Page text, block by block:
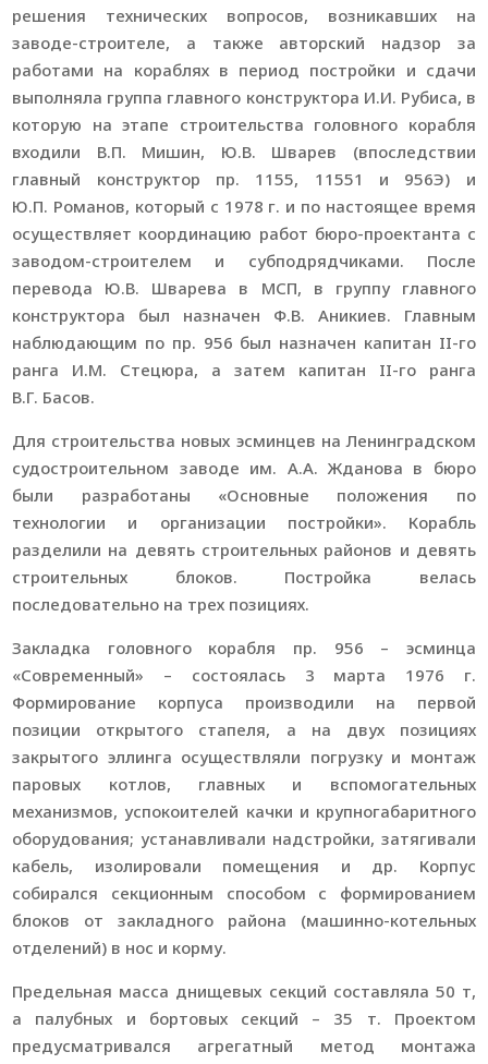
решения технических вопросов, возникавших на
заводе-строителе, а также авторский надзор за
работами на кораблях в период постройки и сдачи
выполняла группа главного конструктора И.И. Рубиса, в
которую на этапе строительства головного корабля
входили В.П. Мишин, Ю.В. Шварев (впоследствии
главный конструктор пр. 1155, 11551 и 956Э) и
Ю.П. Романов, который с 1978 г. и по настоящее время
осуществляет координацию работ бюро-проектанта с
заводом-строителем и субподрядчиками. После
перевода Ю.В. Шварева в МСП, в группу главного
конструктора был назначен Ф.В. Аникиев. Главным
наблюдающим по пр. 956 был назначен капитан II-го
ранга И.М. Стецюра, а затем капитан II-го ранга
В.Г. Басов.
Для строительства новых эсминцев на Ленинградском
судостроительном заводе им. А.А. Жданова в бюро
были разработаны «Основные положения по
технологии и организации постройки». Корабль
разделили на девять строительных районов и девять
строительных блоков. Постройка велась
последовательно на трех позициях.
Закладка головного корабля пр. 956 – эсминца
«Современный» – состоялась 3 марта 1976 г.
Формирование корпуса производили на первой
позиции открытого стапеля, а на двух позициях
закрытого эллинга осуществляли погрузку и монтаж
паровых котлов, главных и вспомогательных
механизмов, успокоителей качки и крупногабаритного
оборудования; устанавливали надстройки, затягивали
кабель, изолировали помещения и др. Корпус
собирался секционным способом с формированием
блоков от закладного района (машинно-котельных
отделений) в нос и корму.
Предельная масса днищевых секций составляла 50 т,
а палубных и бортовых секций – 35 т. Проектом
предусматривался агрегатный метод монтажа